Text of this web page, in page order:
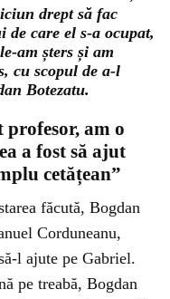
drept să fac
de care el s-a ocupat,
am șters și am
cu scopul de a-l
Botezatu.
am o
a fost să ajut
cetățean”
făcută, Bogdan
Corduneanu,
l ajute pe Gabriel.
pe treabă, Bogdan